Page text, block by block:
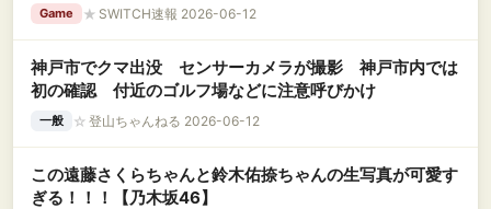
Game ★ SWITCH速報 2026-06-12
神戸市でクマ出没 センサーカメラが撮影 神戸市内では
初の確認 付近のゴルフ場などに注意呼びかけ
一般 ☆ 登山ちゃんねる 2026-06-12
この遠藤さくらちゃんと鈴木佑捺ちゃんの生写真が可愛す
ぎる！！！【乃木坂46】